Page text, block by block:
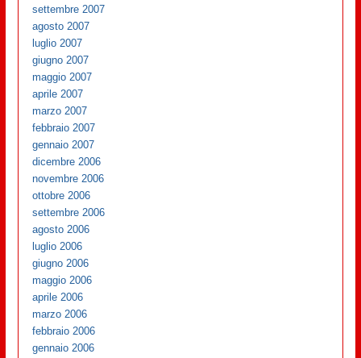
settembre 2007
agosto 2007
luglio 2007
giugno 2007
maggio 2007
aprile 2007
marzo 2007
febbraio 2007
gennaio 2007
dicembre 2006
novembre 2006
ottobre 2006
settembre 2006
agosto 2006
luglio 2006
giugno 2006
maggio 2006
aprile 2006
marzo 2006
febbraio 2006
gennaio 2006